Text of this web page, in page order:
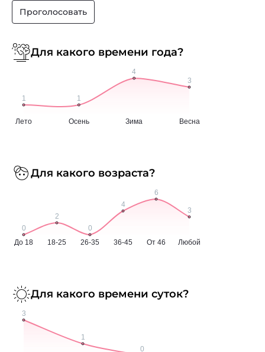
Проголосовать
Для какого времени года?
Для какого возраста?
Для какого времени суток?